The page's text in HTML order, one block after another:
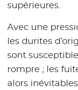
supérieures.
Avec une
les durites
sont
rompre ; les
alors